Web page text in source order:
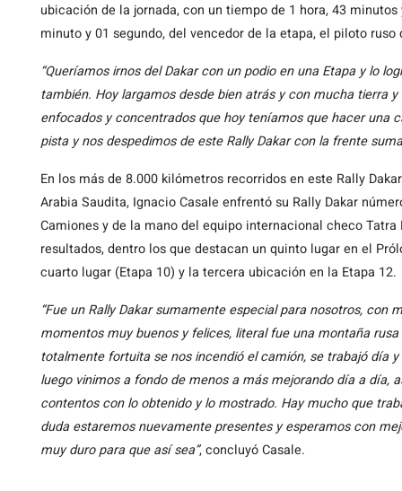
ubicación de la jornada, con un tiempo de 1 hora, 43
minuto y 01 segundo, del vencedor de la etapa, el piloto
“Queríamos irnos del Dakar con un podio en una Etapa y lo
también. Hoy largamos desde bien atrás y con mucha tierra
enfocados y concentrados que hoy teníamos que hacer una
pista y nos despedimos de este Rally Dakar con la frente
En los más de 8.000 kilómetros recorridos en este Rally
Arabia Saudita, Ignacio Casale enfrentó su Rally Dakar
Camiones y de la mano del equipo internacional checo
resultados, dentro los que destacan un quinto lugar en el
cuarto lugar (Etapa 10) y la tercera ubicación en la Etapa 12.
“Fue un Rally Dakar sumamente especial para nosotros,
momentos muy buenos y felices, literal fue una montaña
totalmente fortuita se nos incendió el camión, se trabajó día
luego vinimos a fondo de menos a más mejorando día a día,
contentos con lo obtenido y lo mostrado. Hay mucho que
duda estaremos nuevamente presentes y esperamos con
muy duro para que así sea”, concluyó Casale.